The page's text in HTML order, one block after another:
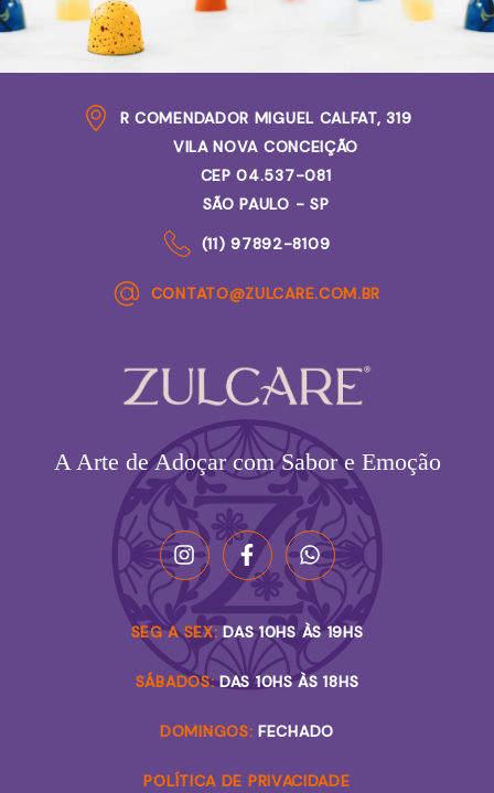
R COMENDADOR MIGUEL CALFAT, 319
VILA NOVA CONCEIÇÃO
CEP 04.537-081
SÃO PAULO - SP
(11) 97892-8109
CONTATO@ZULCARE.COM.BR
A Arte de Adoçar com Sabor e Emoção
SEG A SEX:DAS 10HS ÀS 19HS
SÁBADOS:DAS 10HS ÀS 18HS
DOMINGOS: FECHADO
POLÍTICA DE PRIVACIDADE